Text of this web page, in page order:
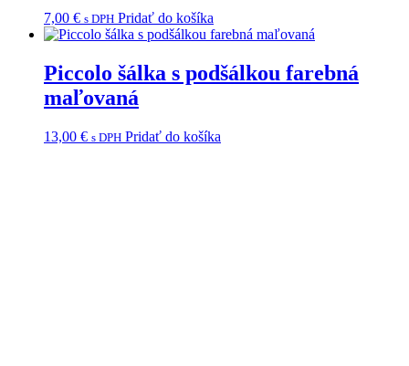
7,00 € s DPH Pridať do košíka
Piccolo šálka s podšálkou farebná
maľovaná
13,00 € s DPH Pridať do košíka